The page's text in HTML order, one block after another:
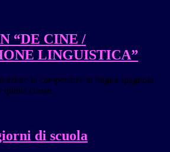
“DE CINE /
LINGUISTICA”
le competenze in lingua spagnola
quinta classe.
di scuola